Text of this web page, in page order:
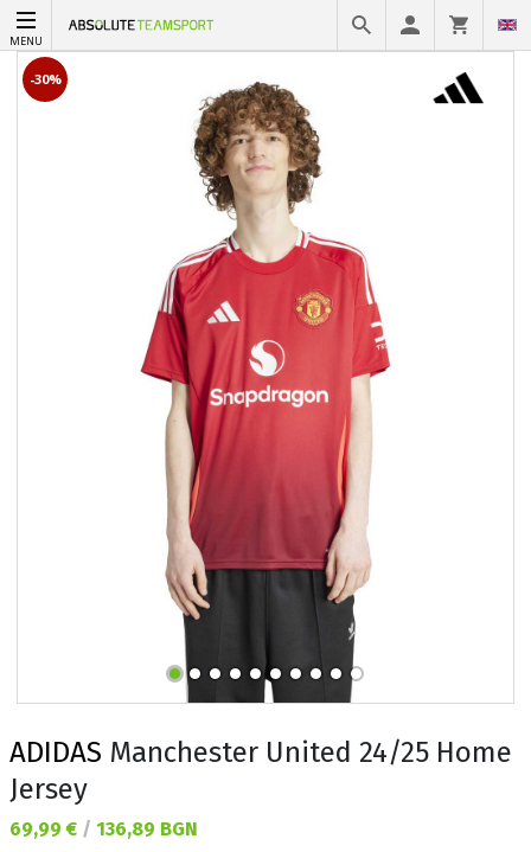
MENU
-30%
ADIDAS Manchester United 24/25 Home
Jersey
Текуща цена:
69,99 € / 136,89 BGN